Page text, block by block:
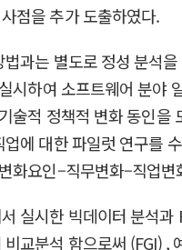
점을 추가 도출하였다.
과는 별도로 정성 분석
시하여 소프트웨어 분야
술적 정책적 변화 동인을
에 대한 파일럿 연구를
화요인–직무변화–직업
실시한 빅데이터 분석
교분석 함으로써 (FGI)